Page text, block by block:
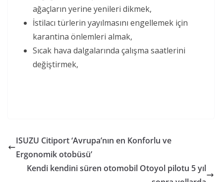
ağaçların yerine yenileri dikmek,
İstilacı türlerin yayılmasını engellemek için
karantina önlemleri almak,
Sıcak hava dalgalarında çalışma saatlerini
değiştirmek,
ISUZU Citiport ‘Avrupa’nın en Konforlu ve
Ergonomik otobüsü’
Kendi kendini süren otomobil Otoyol pilotu 5 yıl